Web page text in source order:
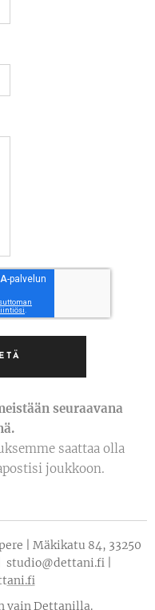
seuraavana
saattaa olla
joukkoon.
| Mäkikatu 84, 33250
studio@dettani.fi |
ani.fi
vain Dettanilla.